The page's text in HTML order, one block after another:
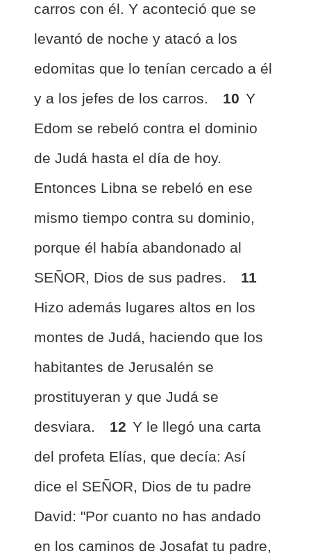
carros con él. Y aconteció que se
levantó de noche y atacó a los
edomitas que lo tenían cercado a él
y a los jefes de los carros.
10 Y
Edom se rebeló contra el dominio
de Judá hasta el día de hoy.
Entonces Libna se rebeló en ese
mismo tiempo contra su dominio,
porque él había abandonado al
SEÑOR, Dios de sus padres.
11
Hizo además lugares altos en los
montes de Judá, haciendo que los
habitantes de Jerusalén se
prostituyeran y que Judá se
desviara.
12 Y le llegó una carta
del profeta Elías, que decía: Así
dice el SEÑOR, Dios de tu padre
David: "Por cuanto no has andado
en los caminos de Josafat tu padre,